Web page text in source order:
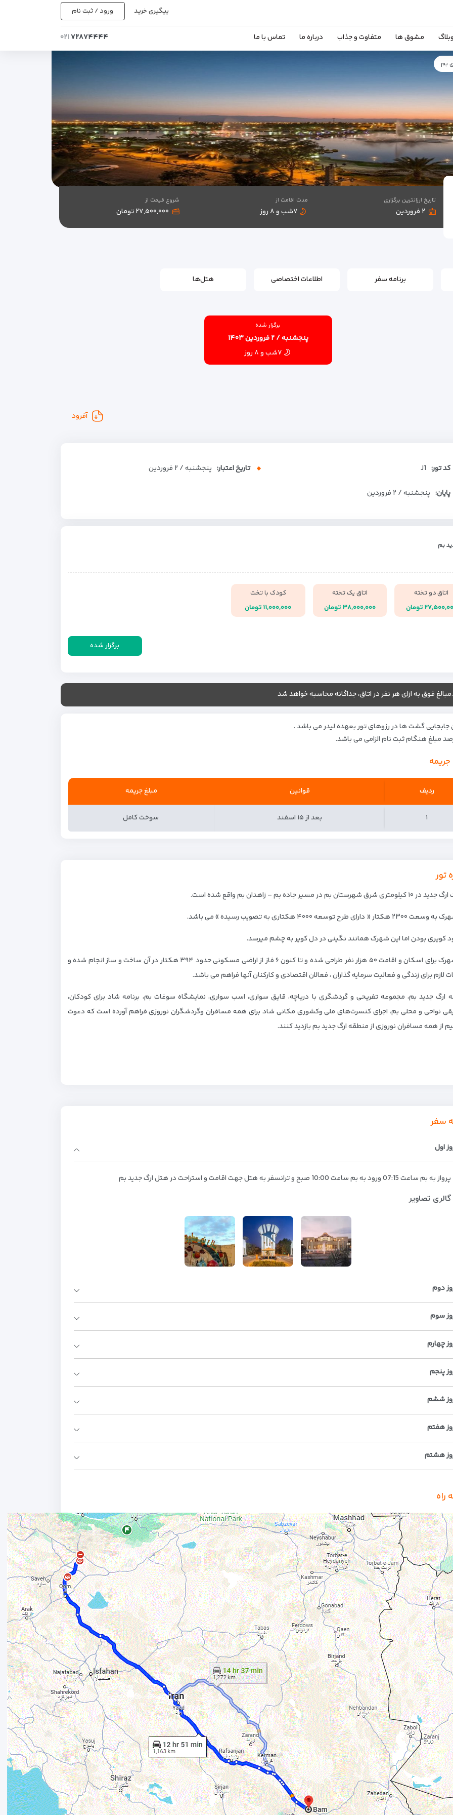
پیگیری خرید ورود / ثبت نام
وبلاگ مشوق ها متفاوت و جذاب درباره ما تماس با ما ۷۲۸۷۴۴۴۴۰۲۱
بم
تاریخ ارزانترین برگزاری
۲ فروردین
مدت اقامت از
۷شب و ۸ روز
شروع قیمت از
۲۷,۵۰۰,۰۰۰ تومان
برنامه سفر اطلاعات اختصاصی هتل‌ها
برگزار شده
پنجشنبه / ۲ فروردین ۱۴۰۳
۷شب و ۸ روز
آفرود
کد تور: J1 تاریخ اعتبار: پنجشنبه / ۲ فروردین
پایان: پنجشنبه / ۲ فروردین
بم
اتاق دو تخته
تومان
اتاق یک تخته
۳۸,۰۰۰,۰۰۰ تومان
کودک با تخت
۱۱,۰۰۰,۰۰۰ تومان
برگزار شده
.مبالغ فوق به ازای هر نفر در اتاق، جداگانه محاسبه خواهد شد
جابجایی گشت ها در رزوهای تور بعهده لیدر می باشد .
جریمه
ردیف قوانین مبلغ جریمه
۱ بعد از ۱۵ اسفند سوخت کامل
ردیف
۱
تور
شرق شهرستان بم در مسیر جاده بم – زاهدان بم واقع شده است.
« دارای طرح توسعه ۴۰۰۰ هکتاری به تصویب رسیده » می باشد.
کویری بودن اما این شهرک همانند نگینی در دل کویر به چشم میرسد.
این شهرک برای اسکان و اقامت ۵۰ هزار نفر طراحی شده و تا کنون ۶ فاز از اراضی مسکونی حدود ۳۹۴ هکتار در آن ساخت و ساز انجام شده و
لازم برای زندگی و فعالیت سرمایه گذاران ، فعالان اقتصادی و کارکنان آنها فراهم می باشد.
ارگ جدید بم، مجموعه تفریحی و گردشگری با دریاچه، قایق سواری، اسب سواری، نمایشگاه سوغات بم، برنامه شاد برای کودکان،
نواحی و محلی بم، اجرای کنسرت‌های ملی وکشوری مکانی شاد برای همه مسافران و‌گردشگران نوروزی فراهم آورده است که دعوت
از همه مسافران نوروزی از منطقه ارگ جدید بم بازدید کنند.
سفر
اول
پرواز به بم ساعت 07:15 ورود به بم ساعت 10:00 صبح و ترانسفر به هتل جهت اقامت و استراحت در هتل ارگ جدید بم
گالری تصاویر
دوم
سوم
چهارم
پنجم
ششم
هفتم
هشتم
راه